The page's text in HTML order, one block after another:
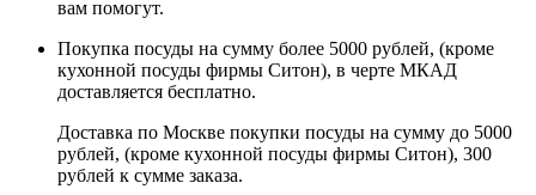
вам помогут.
Покупка посуды на сумму более 5000 рублей, (кроме
кухонной посуды фирмы Ситон), в черте МКАД
доставляется бесплатно.
Доставка по Москве покупки посуды на сумму до 5000
рублей, (кроме кухонной посуды фирмы Ситон), 300
рублей к сумме заказа.